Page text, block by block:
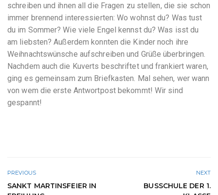
schreiben und ihnen all die Fragen zu stellen, die sie schon
immer brennend interessierten: Wo wohnst du? Was tust
du im Sommer? Wie viele Engel kennst du? Was isst du
am liebsten? Außerdem konnten die Kinder noch ihre
Weihnachtswünsche aufschreiben und Grüße überbringen.
Nachdem auch die Kuverts beschriftet und frankiert waren,
ging es gemeinsam zum Briefkasten. Mal sehen, wer wann
von wem die erste Antwortpost bekommt! Wir sind
gespannt!
PREVIOUS
SANKT MARTINSFEIER IN
NEXT
BUSSCHULE DER 1.